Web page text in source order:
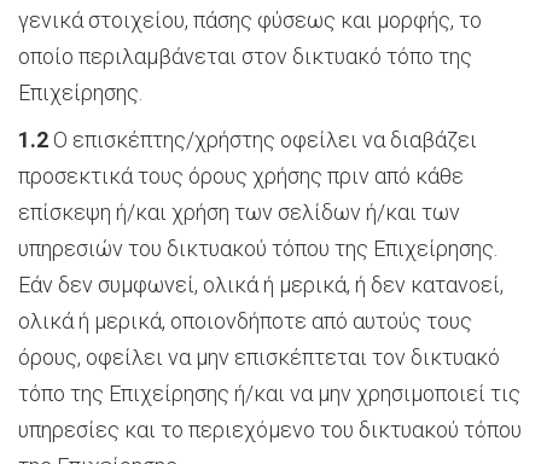
γενικά στοιχείου, πάσης φύσεως και μορφής, το
οποίο περιλαμβάνεται στον δικτυακό τόπο της
Επιχείρησης.
1.2 Ο επισκέπτης/χρήστης οφείλει να διαβάζει
προσεκτικά τους όρους χρήσης πριν από κάθε
επίσκεψη ή/και χρήση των σελίδων ή/και των
υπηρεσιών του δικτυακού τόπου της Επιχείρησης.
Εάν δεν συμφωνεί, ολικά ή μερικά, ή δεν κατανοεί,
ολικά ή μερικά, οποιονδήποτε από αυτούς τους
όρους, οφείλει να μην επισκέπτεται τον δικτυακό
τόπο της Επιχείρησης ή/και να μην χρησιμοποιεί τις
υπηρεσίες και το περιεχόμενο του δικτυακού τόπου